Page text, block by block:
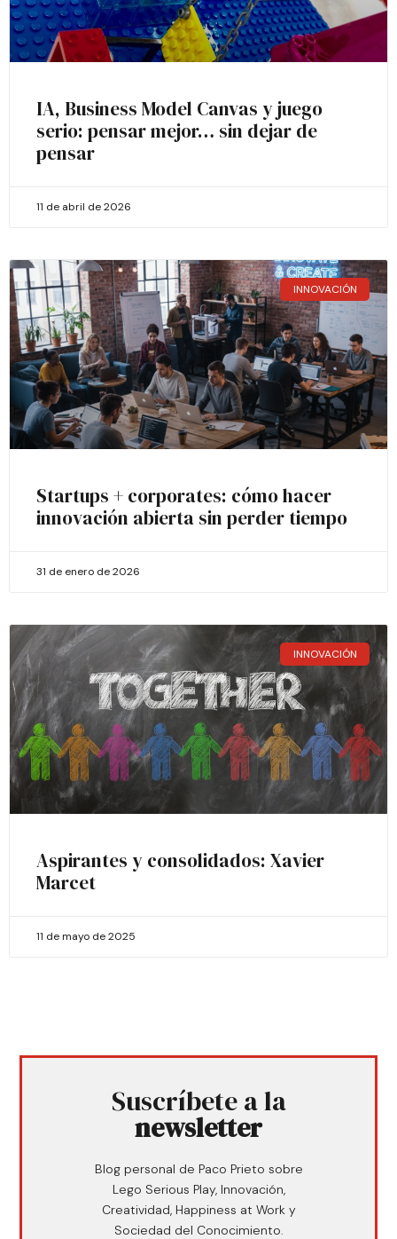
IA, Business Model Canvas y juego
serio: pensar mejor… sin dejar de
pensar
11 de abril de 2026
INNOVACIÓN
Startups + corporates: cómo hacer
innovación abierta sin perder tiempo
31 de enero de 2026
INNOVACIÓN
Aspirantes y consolidados: Xavier
Marcet
11 de mayo de 2025
Suscríbete a la
newsletter
Blog personal de Paco Prieto sobre
Lego Serious Play, Innovación,
Creatividad, Happiness at Work y
Sociedad del Conocimiento.